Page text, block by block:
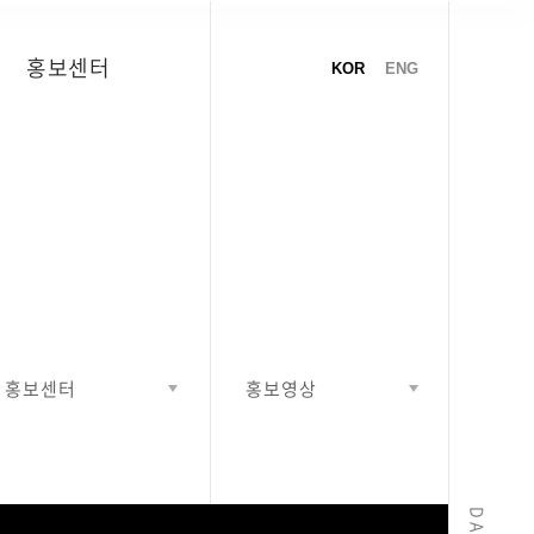
홍보센터 KOR ENG
홍보센터 홍보영상